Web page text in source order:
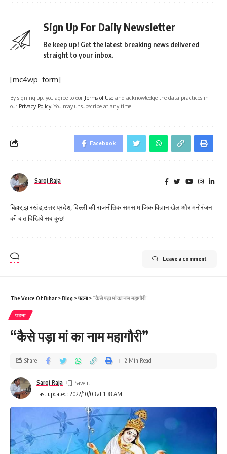
Sign Up For Daily Newsletter
Be keep up! Get the latest breaking news delivered
straight to your inbox.
[mc4wp_form]
By signing up, you agree to ourTerms of Use and acknowledge the data practices in
our Privacy Policy. You may unsubscribe at any time.
Facebook
Saroj Raja
बिहार,झारखंड,उत्तर प्रदेश, दिल्ली की राजनीतिक समसामाजिक विज्ञान खेल और मनोरंजन
की बात दिखिये सब-कुछ!
Leave a comment
The Voice Of Bihar >Blog >पटना> “कैसे पड़ा मां का नाम महागौरी”
पटना
“कैसे पड़ा मां का नाम महागौरी”
Last updated: 2022/10/03 at 1:38 AM
Saroj Raja
Share 2 Min Read